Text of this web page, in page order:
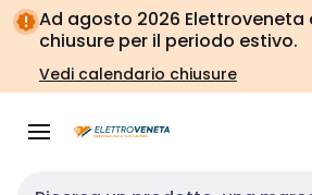
Vai alla
navigazione
Vai
alla
pagina
Ad agosto 2026 Elettroveneta
chiusure per il periodo estivo.
Vedi calendario chiusure